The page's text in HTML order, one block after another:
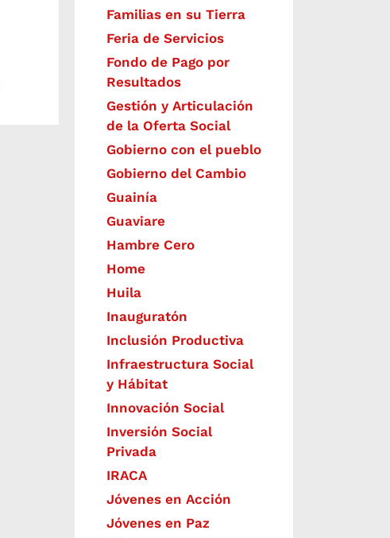
Familias en su Tierra
Feria de Servicios
Fondo de Pago por
Resultados
Gestión y Articulación
de la Oferta Social
Gobierno con el pueblo
Gobierno del Cambio
Guainía
Guaviare
Hambre Cero
Home
Huila
Inauguratón
Inclusión Productiva
Infraestructura Social
y Hábitat
​Innovación Social
Inversión Social
Privada
IRACA
Jóvenes en Acción
Jóvenes en Paz